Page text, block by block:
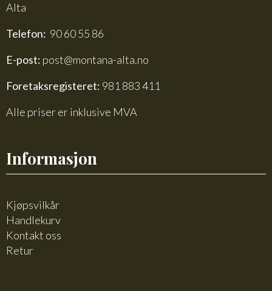
Alta
Telefon: 90 60 55 86
E-post: post@montana-alta.no
Foretaksregisteret: 981 883 411
Alle priser er inklusive MVA
Informasjon
Kjøpsvilkår
Handlekurv
Kontakt oss
Retur